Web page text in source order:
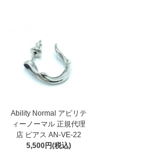
Ability Normal アビリテ
ィーノーマル 正規代理
店 ピアス AN-VE-22
5,500円(税込)